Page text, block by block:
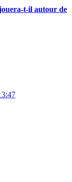
t-il autour de